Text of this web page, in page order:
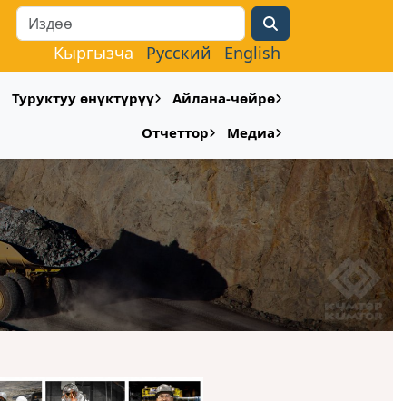
Search
Кыргызча Русский English
Туруктуу өнүктүрүү
Айлана-чөйрө
Отчеттор
Медиа